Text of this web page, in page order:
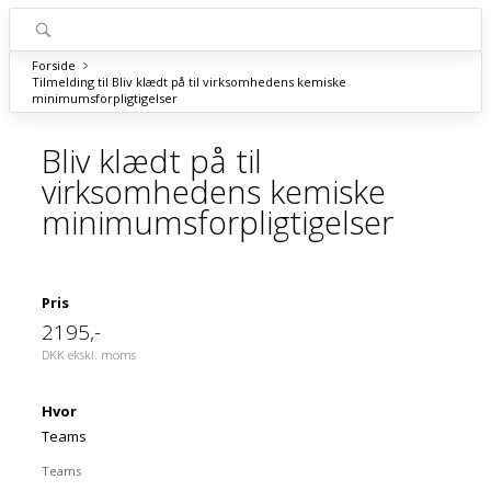
Forside
Tilmelding til Bliv klædt på til virksomhedens kemiske
minimumsforpligtigelser
Bliv klædt på til
virksomhedens kemiske
minimumsforpligtigelser
Pris
2195,-
DKK ekskl. moms
Hvor
Teams
Teams